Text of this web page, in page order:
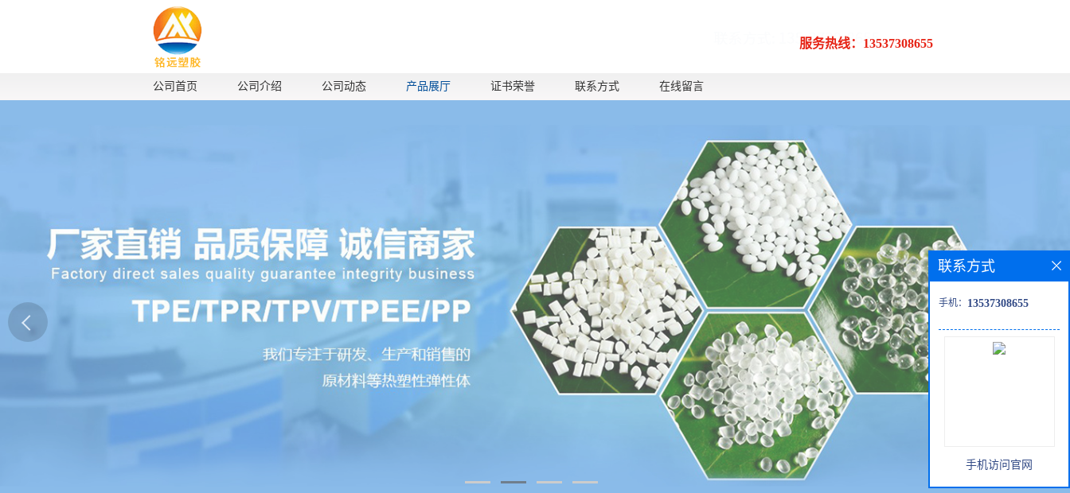
服务热线：13537308655
公司首页 公司介绍 公司动态 产品展厅 证书荣誉 联系方式 在线留言
联系方式
手机： 13537308655
手机访问官网